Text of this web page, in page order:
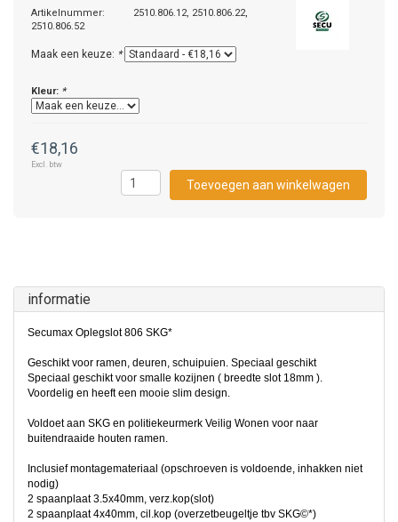
Artikelnummer:
2510.806.12, 2510.806.22,
2510.806.52
Maak een keuze: *
Kleur: *
€18,16
Excl. btw
Toevoegen aan winkelwagen
informatie
Secumax Oplegslot 806 SKG*
Geschikt voor ramen, deuren, schuipuien. Speciaal geschikt
Speciaal geschikt voor smalle kozijnen ( breedte slot 18mm ).
Voordelig en heeft een mooie slim design.
Voldoet aan SKG en politiekeurmerk Veilig Wonen voor naar
buitendraaide houten ramen.
Inclusief montagemateriaal (opschroeven is voldoende, inhakken niet
nodig)
2 spaanplaat 3.5x40mm, verz.kop(slot)
2 spaanplaat 4x40mm, cil.kop (overzetbeugeltje tbv SKG©*)